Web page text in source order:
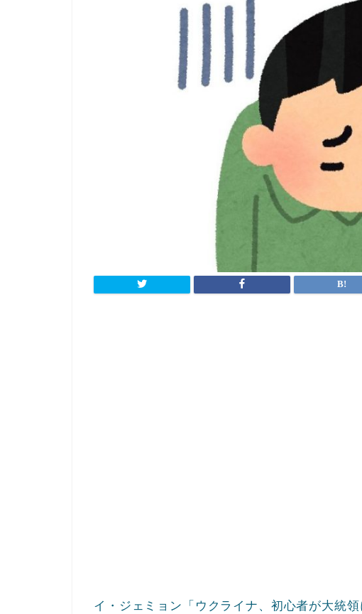
イ・ジェミョン「ウクライナ、初心者が大統